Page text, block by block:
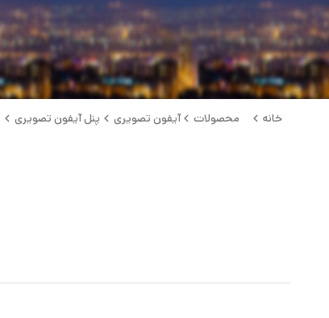
خانه محصولات آیفون تصویری پنل آیفون تصویری